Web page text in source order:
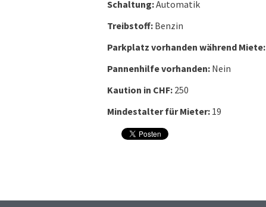
Schaltung:Automatik
Treibstoff: Benzin
Parkplatz vorhanden während Miete:
Pannenhilfe vorhanden: Nein
Kaution in CHF: 250
Mindestalter für Mieter: 19